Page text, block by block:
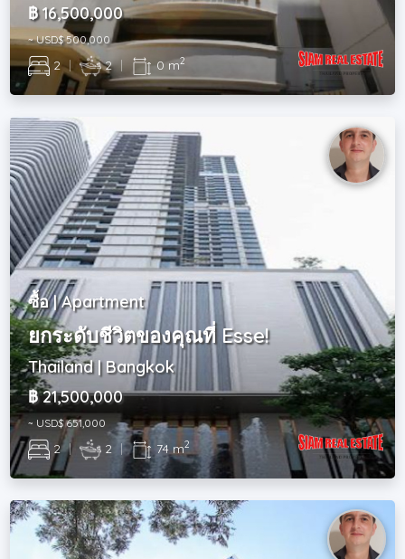
฿ 16,500,000
~ USD$ 500,000
2 | 2 | 0 m2
ซื้อ | Apartment
ยกระดับชีวิตของคุณที่ Esse!
Thailand | Bangkok
฿ 21,500,000
~ USD$ 651,000
2 | 2 | 74 m2